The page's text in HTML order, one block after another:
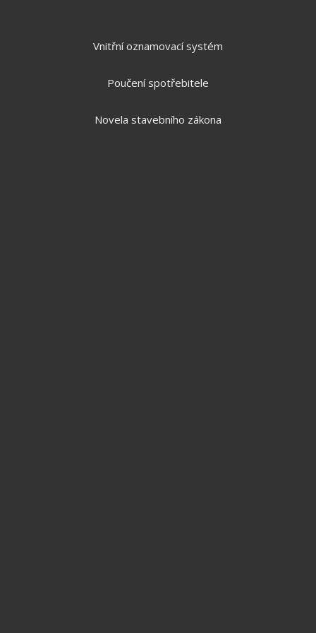
Vnitřní oznamovací systém
Poučení spotřebitele
Novela stavebního zákona